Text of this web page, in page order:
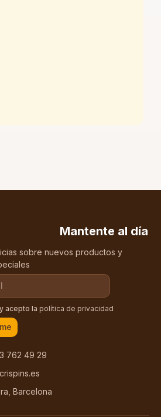
Mantente al día
sobre nuevos productos y
acepto la política de privacidad
762 49 29
Barcelona